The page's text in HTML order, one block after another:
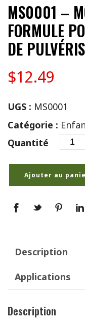
MS0001 –
FORMULE
DE
$12.49
UGS : MS0001
Catégorie :
Quantité
Ajouter au
Description
Applications
Description